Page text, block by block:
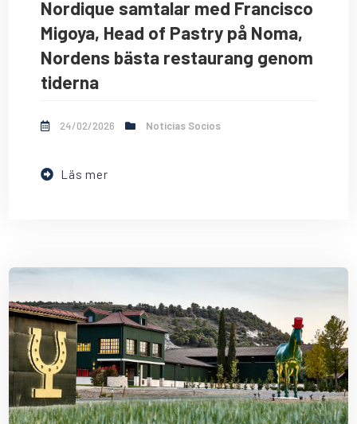
Nordique samtalar med Francisco
Migoya, Head of Pastry på Noma,
Nordens bästa restaurang genom
tiderna
24/02/2026 Noticias Socios
Läs mer